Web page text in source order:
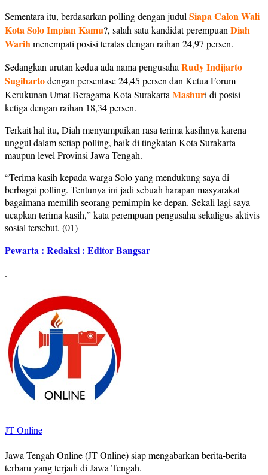
Sementara itu, berdasarkan polling dengan judul Siapa Calon Wali
Kota Solo Impian Kamu?, salah satu kandidat perempuan Diah
Warihmenempati posisi teratas dengan raihan 24,97 persen.
Sedangkan urutan kedua ada nama pengusaha Rudy Indijarto
Sugihartodengan persentase 24,45 persen dan Ketua Forum
Kerukunan Umat Beragama Kota Surakarta Mashuri di posisi
ketiga dengan raihan 18,34 persen.
Terkait hal itu, Diah menyampaikan rasa terima kasihnya karena
unggul dalam setiap polling, baik di tingkatan Kota Surakarta
maupun level Provinsi Jawa Tengah.
“Terima kasih kepada warga Solo yang mendukung saya di
berbagai polling. Tentunya ini jadi sebuah harapan masyarakat
bagaimana memilih seorang pemimpin ke depan. Sekali lagi saya
ucapkan terima kasih,” kata perempuan pengusaha sekaligus aktivis
sosial tersebut. (01)
Pewarta : Redaksi : Editor Bangsar
.
JT Online
Jawa Tengah Online (JT Online) siap mengabarkan berita-berita
terbaru yang terjadi di Jawa Tengah.